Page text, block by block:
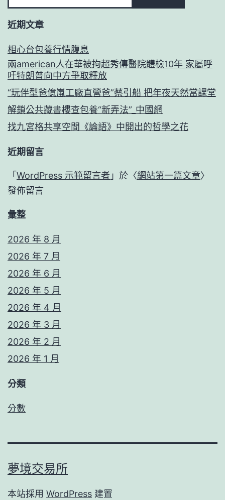
近期文章
相心台包養行情腹息
兩american人在華被拘超秀傳醫院體檢10年 家屬呼
吁特朗普向中方爭取釋放
“玩伴型爸億嵐工廠直營爸”蔡引船 把年夜天然當課堂
解鎖公共藏書樓查包養“新弄法”_中國網
找九宮格共享空間《論語》中開出的哲學之花
近期留言
「 WordPress 示範留言者 」於〈網站第一篇文章〉
發佈留言
彙整
2026 年 8 月
2026 年 7 月
2026 年 6 月
2026 年 5 月
2026 年 4 月
2026 年 3 月
2026 年 2 月
2026 年 1 月
分類
分數
夢境交易所
本站採用 WordPress 建置